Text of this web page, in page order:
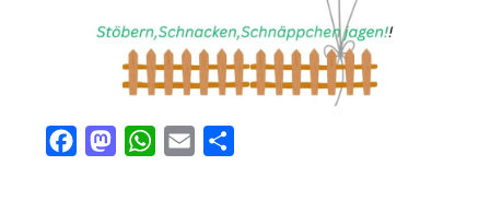
FacebookMastodonWhatsApp
Email